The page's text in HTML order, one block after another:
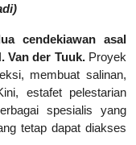
cendekiawan asal
Van der Tuuk.Proyek
membuat salinan,
estafet pelestarian
spesialis yang
tetap dapat diakses